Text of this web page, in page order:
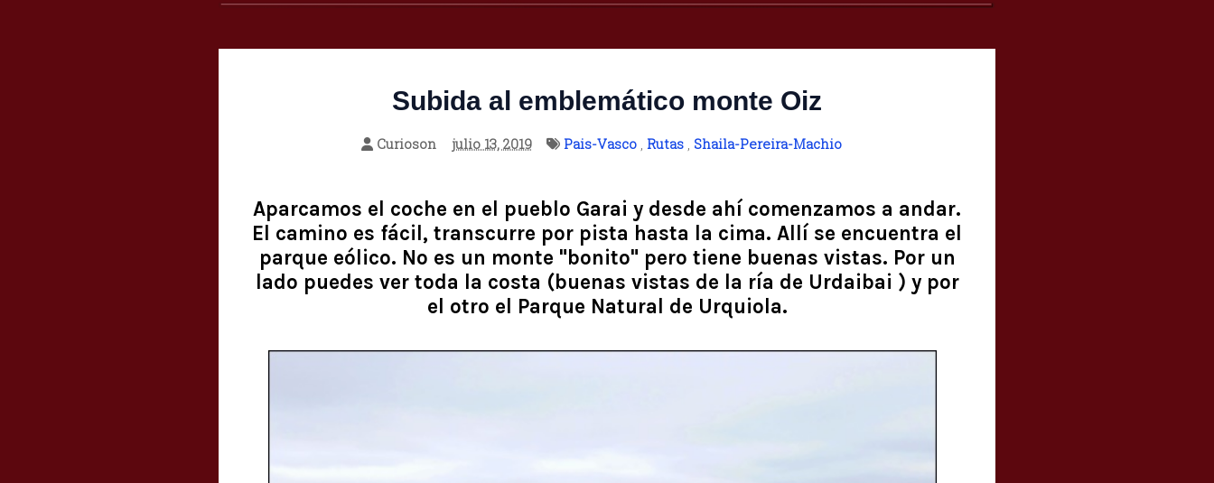
Subida al emblemático monte Oiz
Curioson julio 13, 2019 Pais-Vasco , Rutas , Shaila-Pereira-Machio
Aparcamos el coche en el pueblo Garai y desde ahí comenzamos a andar.
El camino es fácil, transcurre por pista hasta la cima. Allí se encuentra el
parque eólico. No es un monte "bonito" pero tiene buenas vistas. Por un
lado puedes ver toda la costa (buenas vistas de la ría de Urdaibai ) y por
el otro el Parque Natural de Urquiola.